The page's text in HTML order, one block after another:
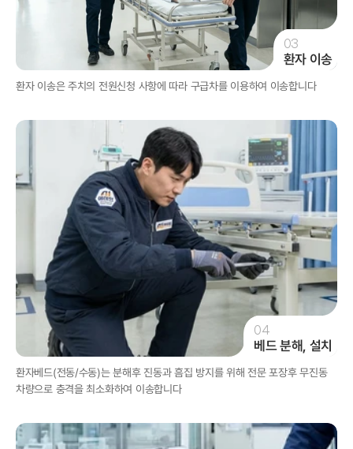
03
환자 이송
환자 이송은 주치의 전원신청 사항에 따라 구급차를 이용하여 이송합니다
04
베드 분해, 설치
환자베드(전동/수동)는 분해후 진동과 흠집 방지를 위해 전문 포장후 무진동
차량으로 충격을 최소화하여 이송합니다